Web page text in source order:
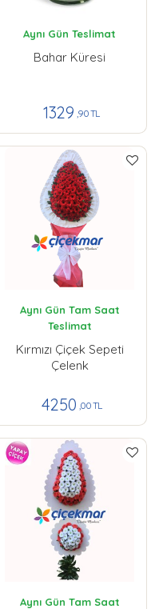
Aynı Gün Teslimat
Bahar Küresi
1329 ,90 TL
Aynı Gün Tam Saat
Teslimat
Kırmızı Çiçek Sepeti
Çelenk
4250 ,00 TL
Aynı Gün Tam Saat